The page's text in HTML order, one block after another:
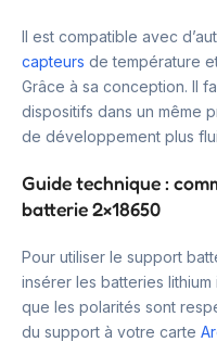
Il est compatible avec
capteurs de température
Grâce à sa conception. Il
dispositifs dans un même
de développement plus
Guide technique :
batterie 2×18650
Pour utiliser le support
insérer les batteries
que les polarités sont
du support à votre carte